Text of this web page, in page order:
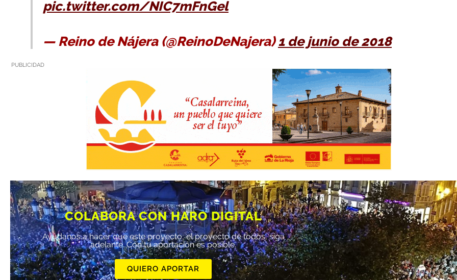
pic.twitter.com/NIC7mFnGel
— Reino de Nájera (@ReinoDeNajera) 1 de junio de 2018
PUBLICIDAD
COLABORA CON HARO DIGITAL
Ayúdanos a hacer que este proyecto, el proyecto de todos, siga
adelante. Con tu aportación es posible.
QUIERO APORTAR